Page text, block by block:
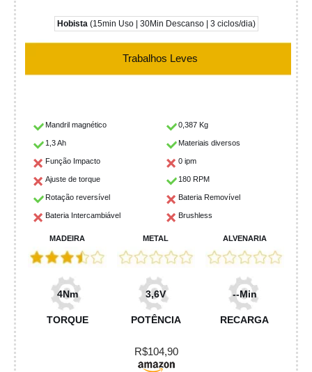
Hobista(15min Uso | 30Min Descanso | 3 ciclos/dia)
Trabalhos Leves
Mandril magnético 0,387 Kg
1,3 Ah Materiais diversos
Função Impacto 0 ipm
Ajuste de torque 180 RPM
Rotação reversível Bateria Removível
Bateria Intercambiável Brushless
MADEIRA METAL ALVENARIA
4Nm
TORQUE
3,6V
POTÊNCIA
--Min
RECARGA
R$104,90